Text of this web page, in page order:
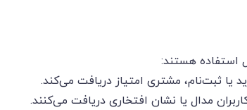
استفاده هستند:
یا ثبت‌نام، مشتری امتیاز دریافت می‌کند.
مدال یا نشان افتخاری دریافت می‌کنند.